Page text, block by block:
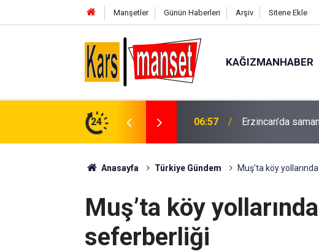
Manşetler Günün Haberleri Arşiv Sitene Ekle
KAĞIZMANHABER
24 02:00 ABD Başkanı
Anasayfa Türkiye Gündem Muş’ta köy
Muş’ta köy
seferberliği